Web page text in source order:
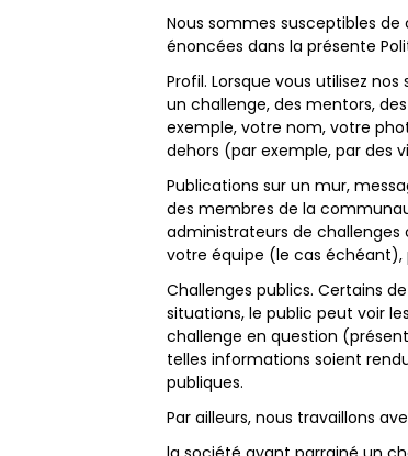
Nous sommes susceptibles de
énoncées dans la présente
Profil. Lorsque vous utilisez
un challenge, des mentors,
exemple, votre nom, votre
dehors (par exemple, par des
Publications sur un mur,
des membres de la
administrateurs de challenges
votre équipe (le cas échéant),
Challenges publics. Certains
situations, le public peut voir
challenge en question
telles informations soient
publiques.
Par ailleurs, nous travaillons